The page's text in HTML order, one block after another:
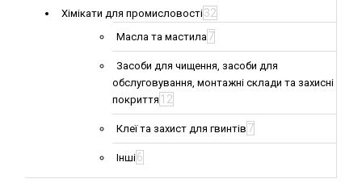
Хімікати для промисловості32
Масла та мастила7
Засоби для чищення, засоби для
обслуговування, монтажні склади та захисні
покриття 12
Клеї та захист для гвинтів 7
Інші6